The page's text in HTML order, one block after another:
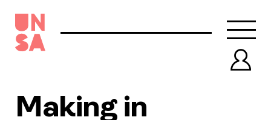
Making in